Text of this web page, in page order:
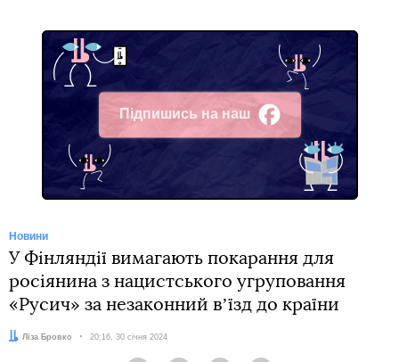
Підпишись на наш
Facebook
Новини
У Фінляндії вимагають покарання для
росіянина з нацистського угруповання
«Русич» за незаконний вʼїзд до країни
Автор:
Ліза Бровко Дата:
20:16, 30 січня 2024